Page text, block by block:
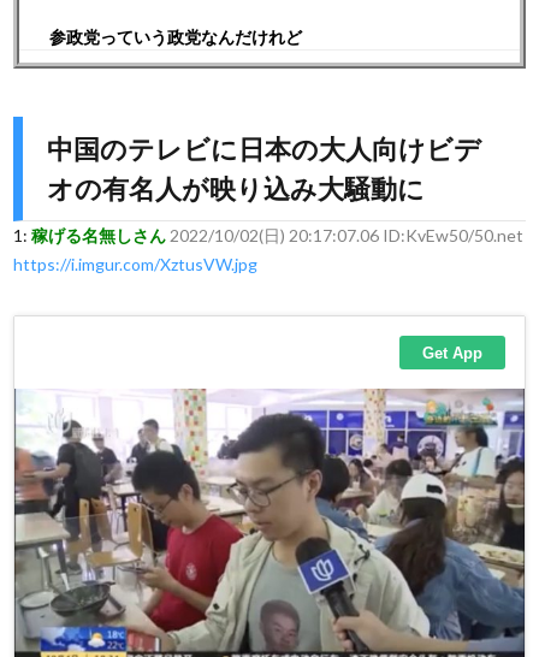
参政党っていう政党なんだけれど
中国のテレビに日本の大人向けビデ
オの有名人が映り込み大騒動に
1: 稼げる名無しさん 2022/10/02(日) 20:17:07.06 ID:KvEw50/50.net
https://i.imgur.com/XztusVW.jpg